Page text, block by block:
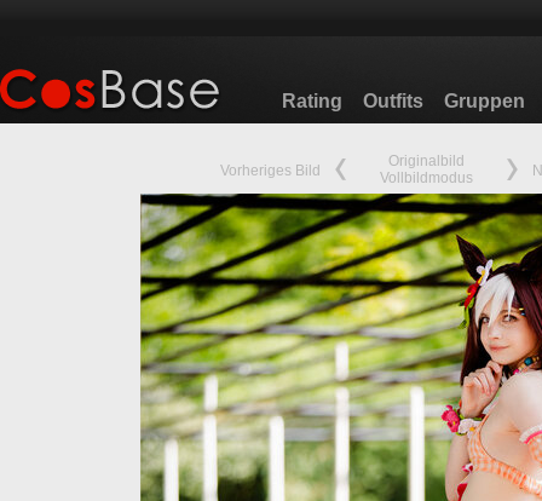
Rating Outfits Gruppen
Vorheriges Bild
Originalbild
Vollbildmodus